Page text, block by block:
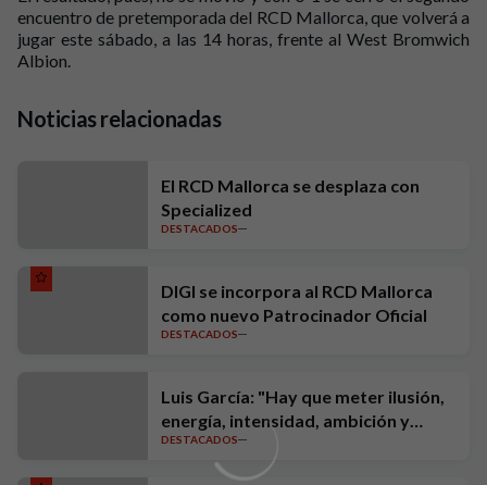
encuentro de pretemporada del RCD Mallorca, que volverá a
jugar este sábado, a las 14 horas, frente al West Bromwich
Albion.
Noticias relacionadas
El RCD Mallorca se desplaza con
Specialized
DESTACADOS
DIGI se incorpora al RCD Mallorca
como nuevo Patrocinador Oficial
DESTACADOS
Luis García: "Hay que meter ilusión,
energía, intensidad, ambición y
exigencia"
DESTACADOS